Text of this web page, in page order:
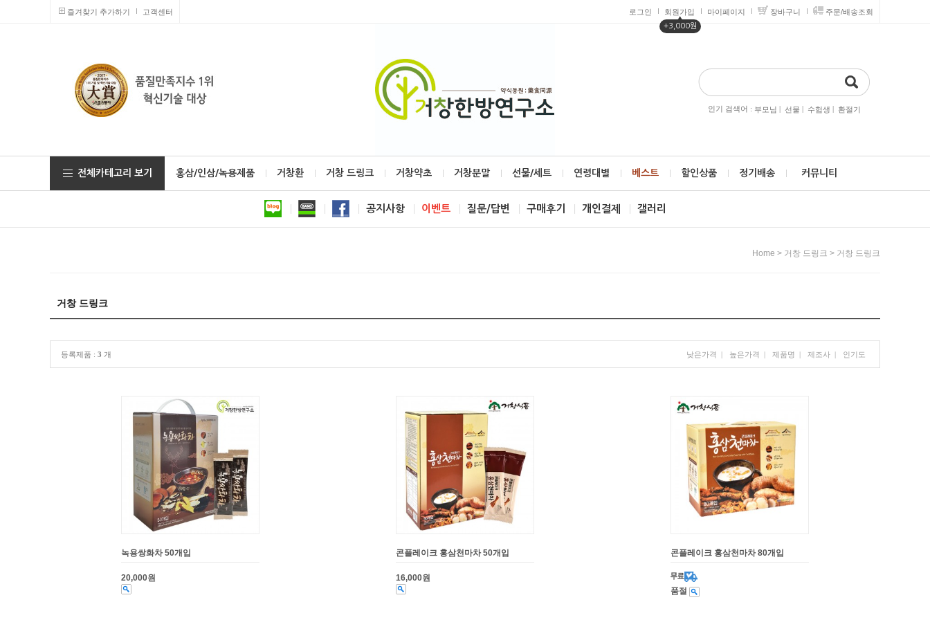
즐겨찾기 추가하기 고객센터 로그인 회원가입
▲
+3,000원
마이페이지 장바구니 주문/배송조회
인기 검색어 : 부모님 | 선물 | 수헙생 | 환절기
전체카테고리 보기 홍삼/인삼/녹용제품 거창환 거창 드링크 거창약초 거창분말 선물/세트 연령대별 베스트 할인상품 정기배송 커뮤니티
공지사항 이벤트 질문/답변 구매후기 개인결제 갤러리
Home > 거창 드링크 > 거창 드링크
거창 드링크
등록제품 : 3 개 낮은가격 높은가격 제품명 제조사 인기도
녹용쌍화차 50개입
20,000원
콘플레이크 홍삼천마차 50개입
16,000원
콘플레이크 홍삼천마차 80개입
품절